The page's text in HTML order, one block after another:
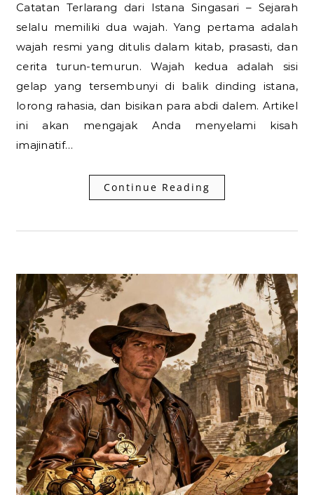
Catatan Terlarang dari Istana Singasari – Sejarah
selalu memiliki dua wajah. Yang pertama adalah
wajah resmi yang ditulis dalam kitab, prasasti, dan
cerita turun-temurun. Wajah kedua adalah sisi
gelap yang tersembunyi di balik dinding istana,
lorong rahasia, dan bisikan para abdi dalem. Artikel
ini akan mengajak Anda menyelami kisah
imajinatif…
Continue Reading